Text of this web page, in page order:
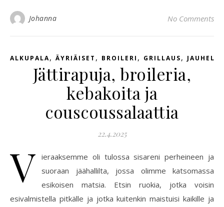
Johanna No Comments
ALKUPALA, ÄYRIÄISET , BROILERI , GRILLAUS,
Jättirapuja, broileria,
kebakoita ja
couscoussalaattia
22.4.2025
V ieraaksemme oli tulossa sisareni perheineen ja
suoraan jäähallilta, jossa olimme katsomassa
esikoisen matsia. Etsin ruokia, jotka voisin
esivalmistella pitkälle ja jotka kuitenkin maistuisi kaikille ja